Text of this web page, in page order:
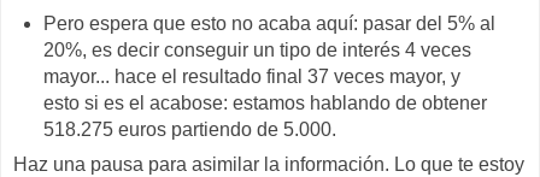
Pero espera que esto no acaba aquí: pasar del 5% al
20%, es decir conseguir un tipo de interés 4 veces
mayor... hace el resultado final 37 veces mayor, y
esto si es el acabose: estamos hablando de obtener
518.275 euros partiendo de 5.000.
Haz una pausa para asimilar la información. Lo que te estoy